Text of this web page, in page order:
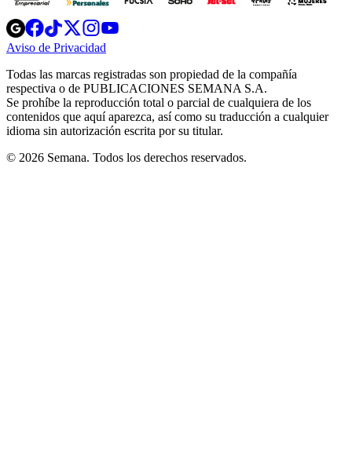
Opens
in
new
Opens
in
new
Opens
in
new
window
Opens
new
windowwindow
Aviso de Privacidad
new
window
Todas las marcas registradas son propiedad de la compañía
respectiva o de PUBLICACIONES SEMANA S.A.
Se prohíbe la reproducción total o parcial de cualquiera de los
contenidos que aquí aparezca, así como su traducción a cualquier
idioma sin autorización escrita por su titular.
© 2026 Semana. Todos los derechos reservados.